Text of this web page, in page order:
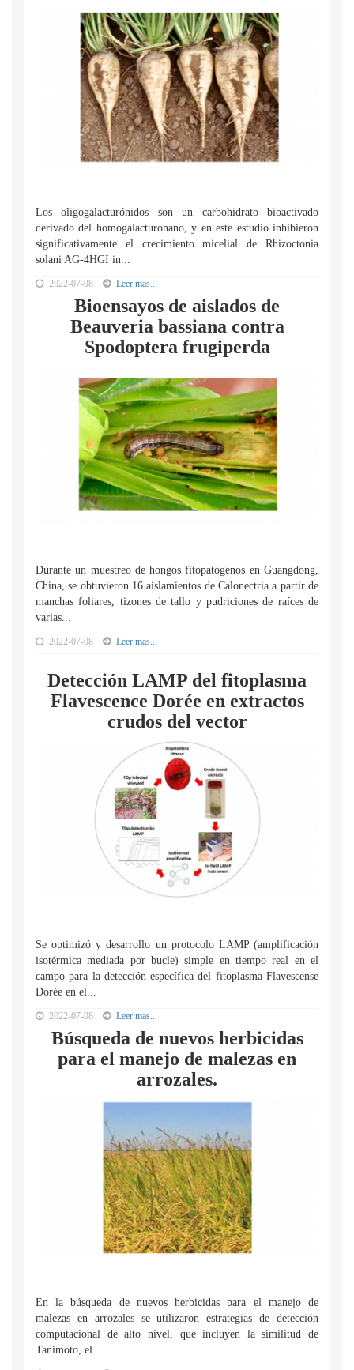
Los oligogalacturónidos son un carbohidrato bioactivado
derivado del homogalacturonano, y en este estudio inhibieron
significativamente el crecimiento micelial de Rhizoctonia
solani AG-4HGI in...
2022-07-08 Leer mas...
Bioensayos de aislados de
Beauveria bassiana contra
Spodoptera frugiperda
Durante un muestreo de hongos fitopatógenos en Guangdong,
China, se obtuvieron 16 aislamientos de Calonectria a partir de
manchas foliares, tizones de tallo y pudriciones de raíces de
varias...
2022-07-08 Leer mas...
Detección LAMP del fitoplasma
Flavescence Dorée en extractos
crudos del vector
Se optimizó y desarrollo un protocolo LAMP (amplificación
isotérmica mediada por bucle) simple en tiempo real en el
campo para la detección específica del fitoplasma Flavescense
Dorée en el...
2022-07-08 Leer mas...
Búsqueda de nuevos herbicidas
para el manejo de malezas en
arrozales.
En la búsqueda de nuevos herbicidas para el manejo de
malezas en arrozales se utilizaron estrategias de detección
computacional de alto nivel, que incluyen la similitud de
Tanimoto, el...